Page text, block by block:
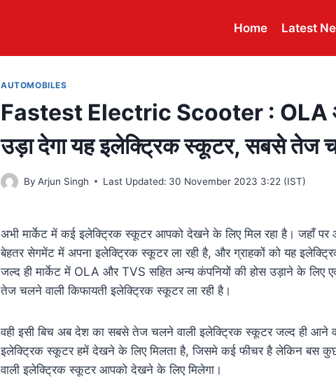
Home Latest
AUTOMOBILES
Fastest Electric Scooter : OLA
उड़ा देगा यह इलेक्ट्रिक स्कूटर, सबसे तेज
By Arjun Singh Last Updated: 30 November 2023 3:22 (IST)
अभी मार्केट में कई इलेक्ट्रिक स्कूटर आपको देखने के लिए मिल रहा है। जहाँ
बेहतर सेगमेंट में अपना इलेक्ट्रिक स्कूटर ला रही है, और ग्राहकों को यह
जल्द ही मार्केट में OLA और TVS सहित अन्य कंपनियों की होस उड़ाने के
तेज चलने वाली किफायती इलेक्ट्रिक स्कूटर ला रही है।
वही इसी बिच अब देश का सबसे तेज चलने वाली इलेक्ट्रिक स्कूटर जल्द ही आने
इलेक्ट्रिक स्कूटर हमें देखने के लिए मिलता है, जिसमे कई फीचर है लेकिन बस
वाली इलेक्ट्रिक स्कूटर आपको देखने के लिए मिलेगा।